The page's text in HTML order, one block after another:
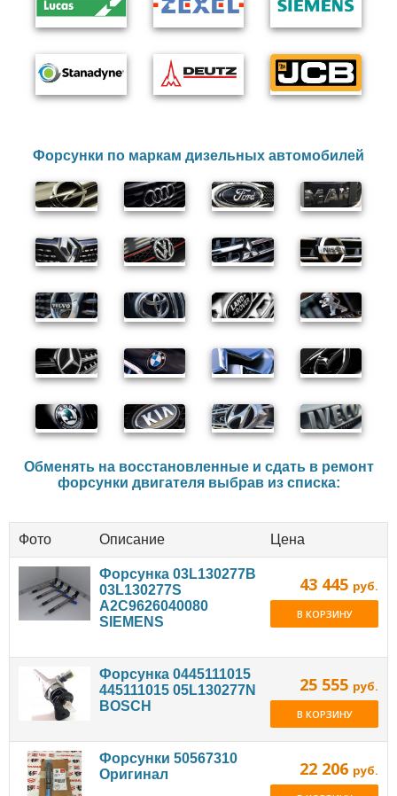
Форсунки по маркам дизельных автомобилей
Обменять на восстановленные и сдать в ремонт
форсунки двигателя выбрав из списка:
Фото Описание Цена
Форсунка 03L130277B
03L130277S
A2C9626040080
SIEMENS
43 445 руб.
В КОРЗИНУ
Форсунка 0445111015
445111015 05L130277N
BOSCH
25 555 руб.
В КОРЗИНУ
Форсунки 50567310
Оригинал
22 206 руб.